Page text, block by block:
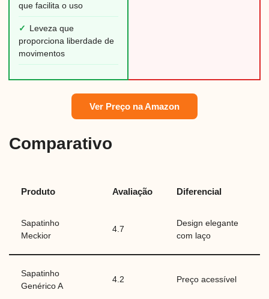
que facilita o uso
✓
Leveza que
proporciona liberdade de
movimentos
Ver Preço na Amazon
Comparativo
Produto Avaliação Diferencial
Sapatinho
Meckior
4.7
Design elegante
com laço
Sapatinho
Genérico A
4.2 Preço acessível